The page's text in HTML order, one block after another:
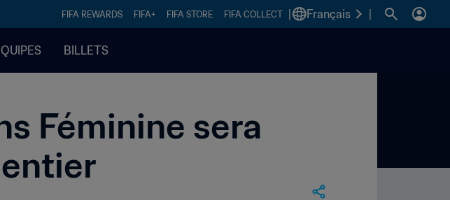
FIFA REWARDS FIFA+ FIFA STORE FIFA COLLECT Français
BILLETS
Féminine sera